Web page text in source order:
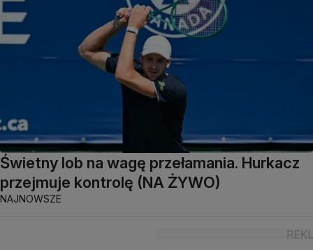
Świetny lob na wagę przełamania. Hurkacz
przejmuje kontrolę (NA ŻYWO)
NAJNOWSZE